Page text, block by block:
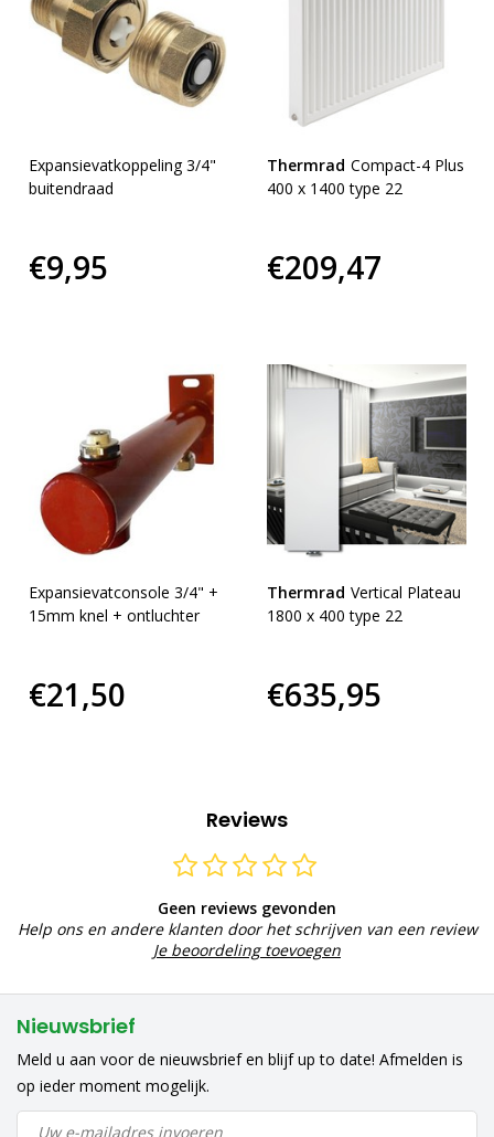
Expansievatkoppeling 3/4"
buitendraad
€9,95
Thermrad Compact-4 Plus
400 x 1400 type 22
€209,47
Expansievatconsole 3/4" +
15mm knel + ontluchter
€21,50
Thermrad Vertical Plateau
1800 x 400 type 22
€635,95
Reviews
Geen reviews gevonden
Help ons en andere klanten door het schrijven van een review
Je beoordeling toevoegen
Nieuwsbrief
Meld u aan voor de nieuwsbrief en blijf up to date! Afmelden is
op ieder moment mogelijk.